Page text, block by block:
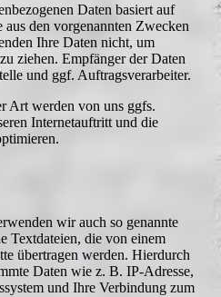
Daten basiert auf
aus den vorgenannten Zwecken
Ihre Daten nicht, um
ziehen. Empfänger der Daten
und ggf. Auftragsverarbeiter.
Art werden von uns ggfs.
Internetauftritt und die
wir auch so genannte
Textdateien, die von einem
übertragen werden. Hierdurch
Daten wie z. B. IP-Adresse,
und Ihre Verbindung zum